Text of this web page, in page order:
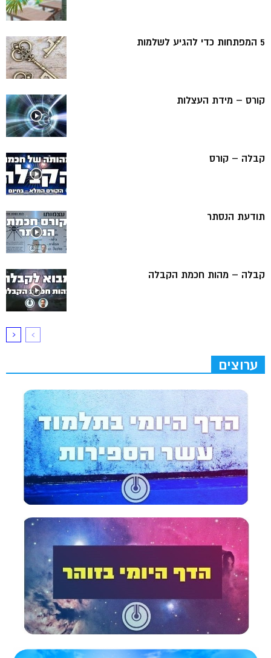
5 המפתחות כדי להגיע לשלמות
קורס – מידת העצלות
קבלה – קורס
תודעת הנסתר
קבלה – מהות חכמת הקבלה
ערוצים